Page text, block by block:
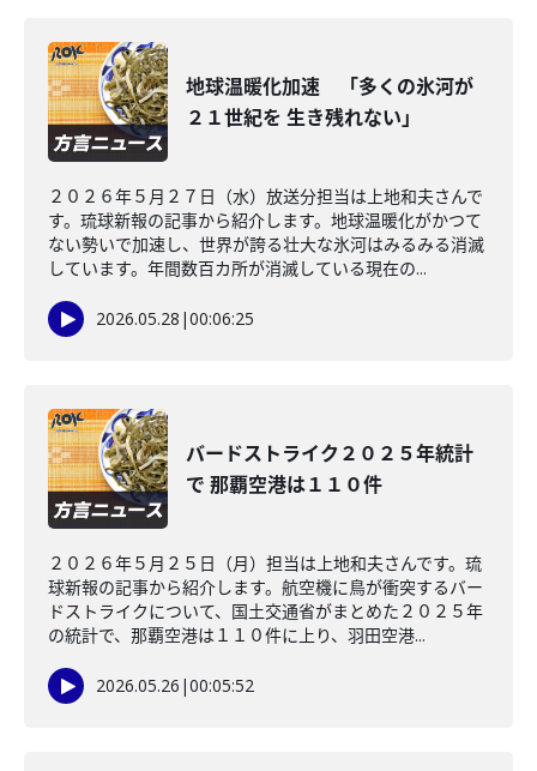
地球温暖化加速 「多くの氷河が
２１世紀を 生き残れない」
２０２６年５月２７日（水）放送分担当は上地和夫さんで
す。琉球新報の記事から紹介します。地球温暖化がかつて
ない勢いで加速し、世界が誇る壮大な氷河はみるみる消滅
しています。年間数百カ所が消滅している現在の...
2026.05.28 |00:06:25
バードストライク２０２５年統計
で 那覇空港は１１０件
２０２６年５月２５日（月）担当は上地和夫さんです。琉
球新報の記事から紹介します。航空機に鳥が衝突するバー
ドストライクについて、国土交通省がまとめた２０２５年
の統計で、那覇空港は１１０件に上り、羽田空港...
2026.05.26 |00:05:52